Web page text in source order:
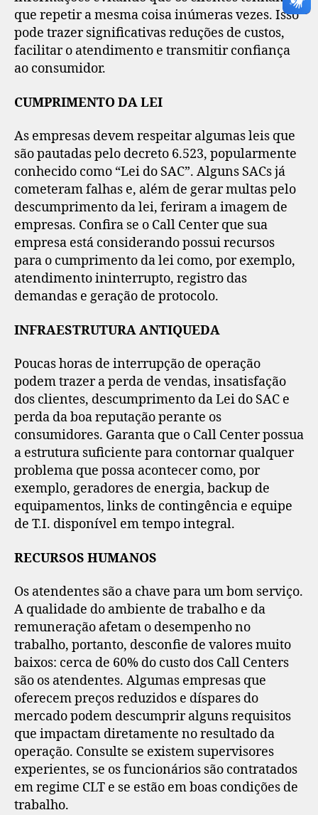
que repetir a mesma coisa inúmeras vezes. Isso
pode trazer significativas reduções de custos,
facilitar o atendimento e transmitir confiança
ao consumidor.
CUMPRIMENTO DA LEI
As empresas devem respeitar algumas leis que
são pautadas pelo decreto 6.523, popularmente
conhecido como “Lei do SAC”. Alguns SACs já
cometeram falhas e, além de gerar multas pelo
descumprimento da lei, feriram a imagem de
empresas. Confira se o Call Center que sua
empresa está considerando possui recursos
para o cumprimento da lei como, por exemplo,
atendimento ininterrupto, registro das
demandas e geração de protocolo.
INFRAESTRUTURA ANTIQUEDA
Poucas horas de interrupção de operação
podem trazer a perda de vendas, insatisfação
dos clientes, descumprimento da Lei do SAC e
perda da boa reputação perante os
consumidores. Garanta que o Call Center possua
a estrutura suficiente para contornar qualquer
problema que possa acontecer como, por
exemplo, geradores de energia, backup de
equipamentos, links de contingência e equipe
de T.I. disponível em tempo integral.
RECURSOS HUMANOS
Os atendentes são a chave para um bom serviço.
A qualidade do ambiente de trabalho e da
remuneração afetam o desempenho no
trabalho, portanto, desconfie de valores muito
baixos: cerca de 60% do custo dos Call Centers
são os atendentes. Algumas empresas que
oferecem preços reduzidos e díspares do
mercado podem descumprir alguns requisitos
que impactam diretamente no resultado da
operação. Consulte se existem supervisores
experientes, se os funcionários são contratados
em regime CLT e se estão em boas condições de
trabalho.